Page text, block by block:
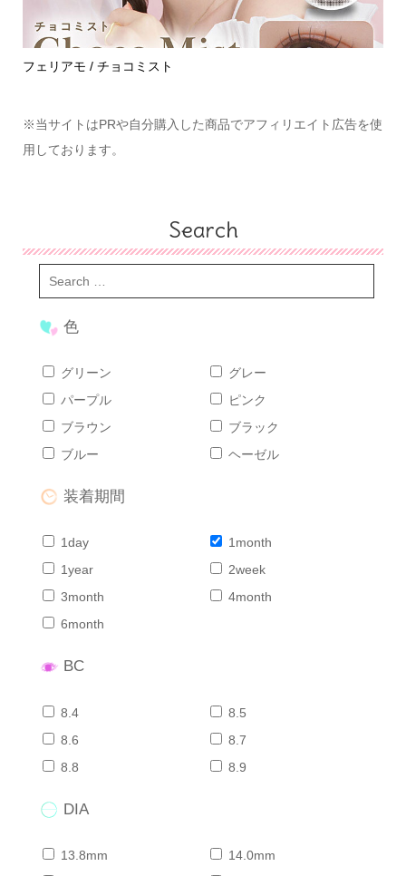
フェリアモ / チョコミスト
※当サイトはPRや自分購入した商品でアフィリエイト広告を使
用しております。
Search
色
グリーン
グレー
パープル
ピンク
ブラウン
ブラック
ブルー
ヘーゼル
装着期間
1day
1month
1year
2week
3month
4month
6month
BC
8.4
8.5
8.6
8.7
8.8
8.9
DIA
13.8mm
14.0mm